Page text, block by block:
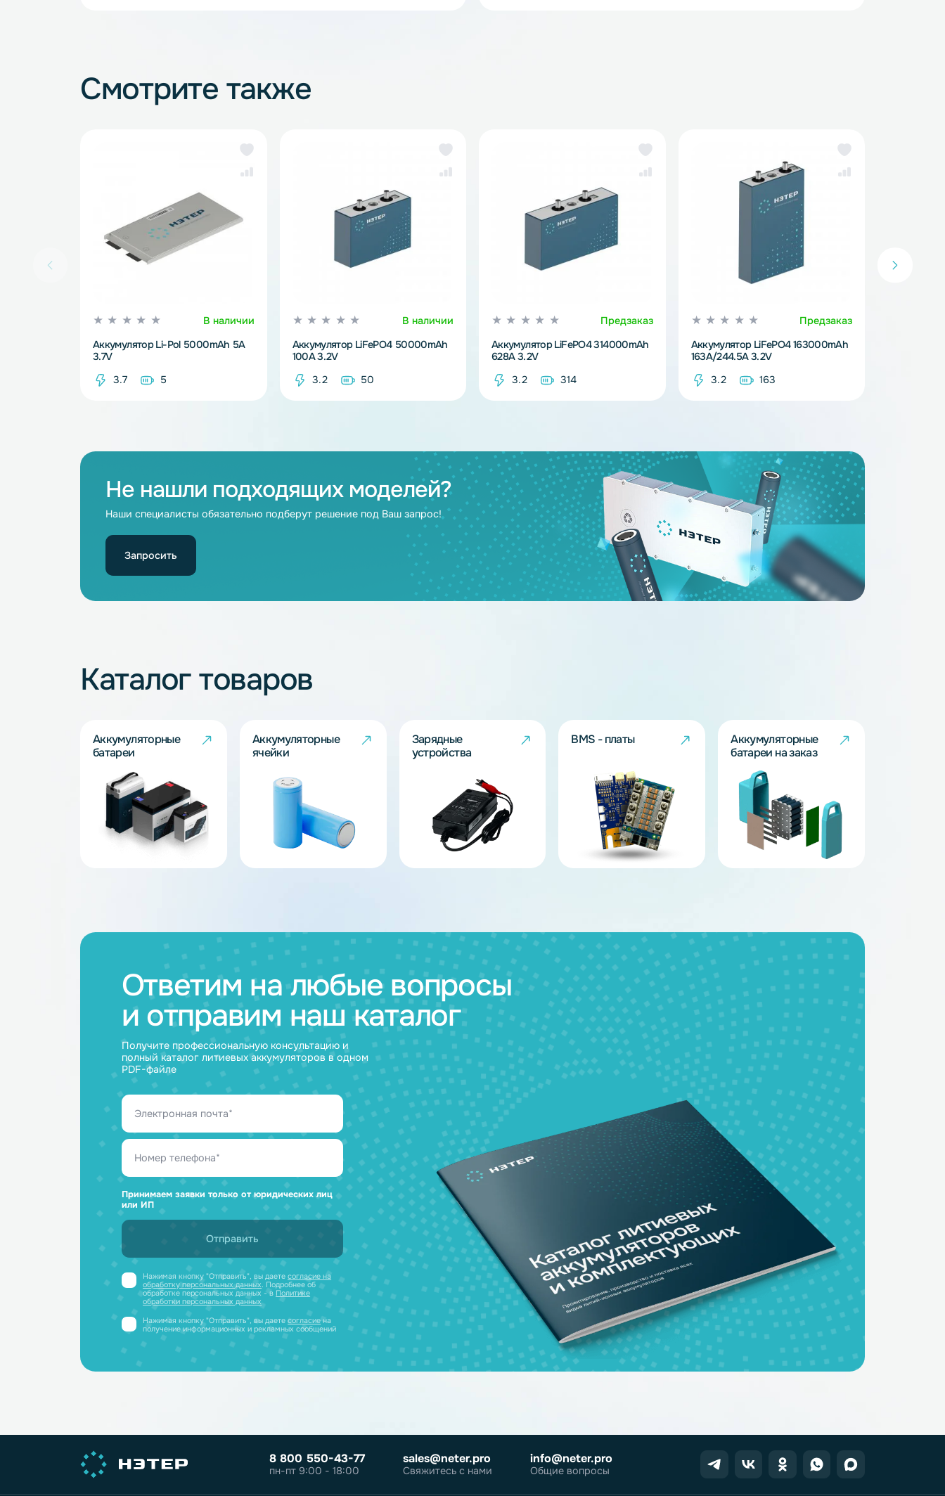
Li-Pol аккумуляторные ячейки
Смотрите также
Аккумулятор Li-Pol 5000mAh 5A
3.7V
3.7
5
В наличии
Аккумулятор LiFePO4 50000mAh
100A 3.2V
50
Предзаказ
Аккумулятор LiFePO4 314000mAh
628A 3.2V
3.2
314
Аккумулятор LiFePO4 163000mAh
163A/244.5A 3.2V
3.2
Наши специалисты обязательно подберут решение под Ваш запрос!
Каталог товаров
Аккумуляторные Аккумуляторные
ячейки
Зарядные
устройства
BMS - платы Аккумуляторные
батареи на заказ
Ответим на любые вопросы
и отправим наш каталог
Получите профессиональную консультацию и
полный каталог литиевых аккумуляторов в одном
PDF-файле